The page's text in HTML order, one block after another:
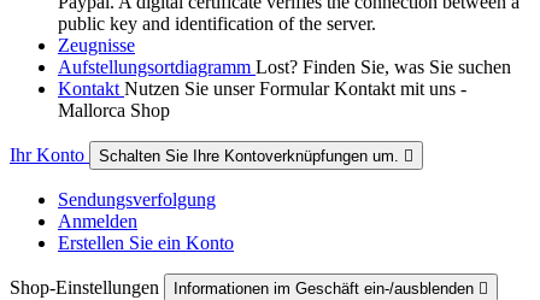
public key and identification of the server.
Zeugnisse
Aufstellungsortdiagramm Lost? Finden Sie, was Sie suchen
Kontakt Nutzen Sie unser Formular Kontakt mit uns -
Mallorca Shop
Ihr Konto Schalten Sie Ihre Kontoverknüpfungen um. 
Sendungsverfolgung
Anmelden
Erstellen Sie ein Konto
Shop-Einstellungen Informationen im Geschäft ein-/ausblenden 